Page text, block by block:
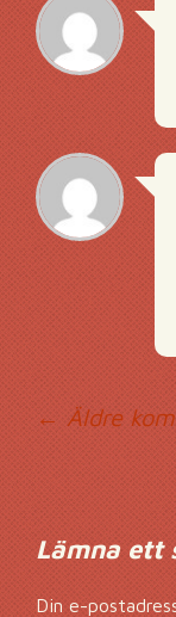
← Äldre
Lämna ett
Din e-